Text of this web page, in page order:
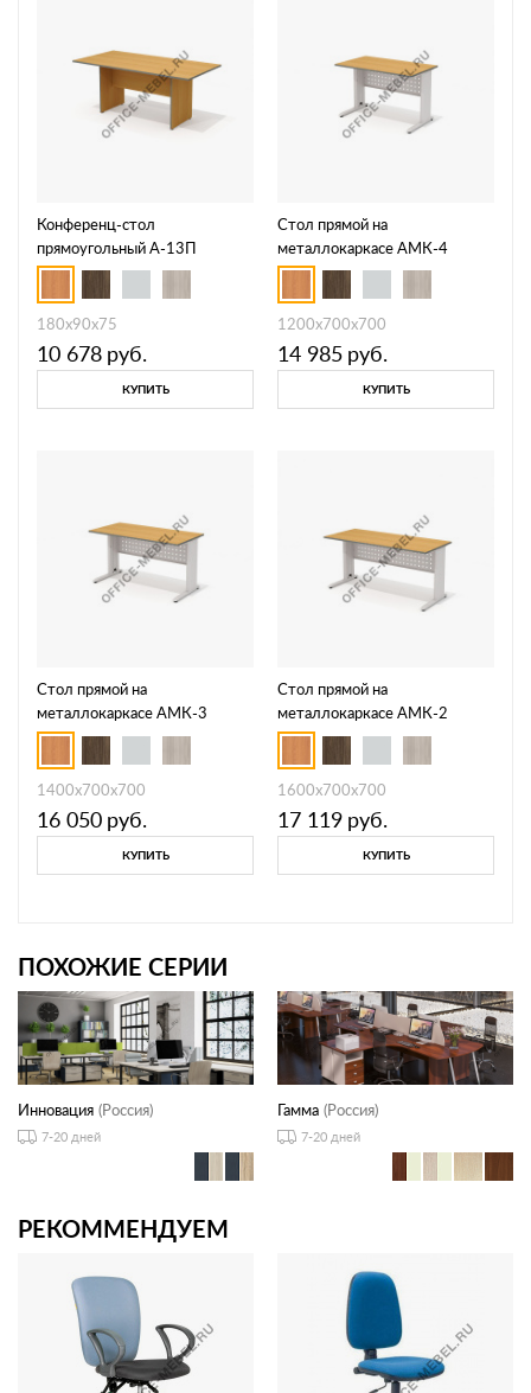
Конференц-стол
прямоугольный А-13П
180x90x75
10 678 руб.
КУПИТЬ
Стол прямой на
металлокаркасе АМК-4
1200x700x700
14 985 руб.
КУПИТЬ
Стол прямой на
металлокаркасе АМК-3
1400x700x700
16 050 руб.
КУПИТЬ
Стол прямой на
металлокаркасе АМК-2
1600x700x700
17 119 руб.
КУПИТЬ
ПОХОЖИЕ СЕРИИ
Инновация (Россия)
7-20 дней
Гамма (Россия)
7-20 дней
РЕКОММЕНДУЕМ